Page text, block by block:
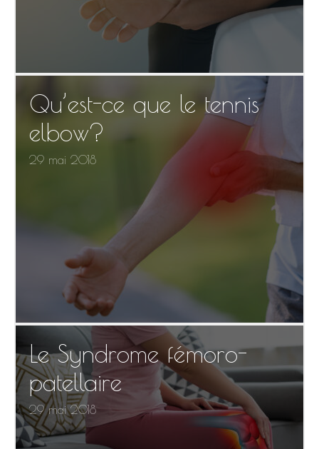
Qu’est-ce que le tennis
elbow?
29 mai 2018
Le Syndrome fémoro-
patellaire
29 mai 2018